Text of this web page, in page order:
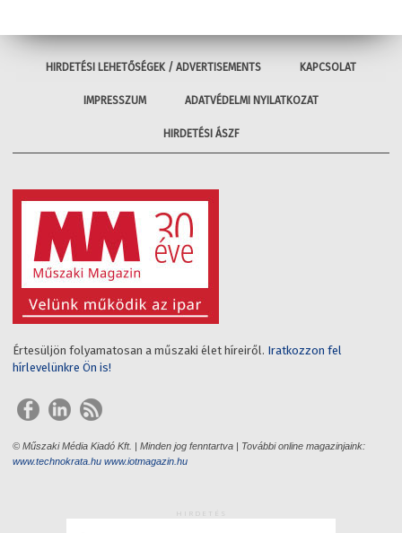
HIRDETÉSI LEHETŐSÉGEK / ADVERTISEMENTS KAPCSOLAT
IMPRESSZUM ADATVÉDELMI NYILATKOZAT
HIRDETÉSI ÁSZF
Értesüljön folyamatosan a műszaki élet híreiről. Iratkozzon fel
hírlevelünkre Ön is!
© Műszaki Média Kiadó Kft. | Minden jog fenntartva | További online magazinjaink:
www.technokrata.hu www.iotmagazin.hu
HIRDETÉS